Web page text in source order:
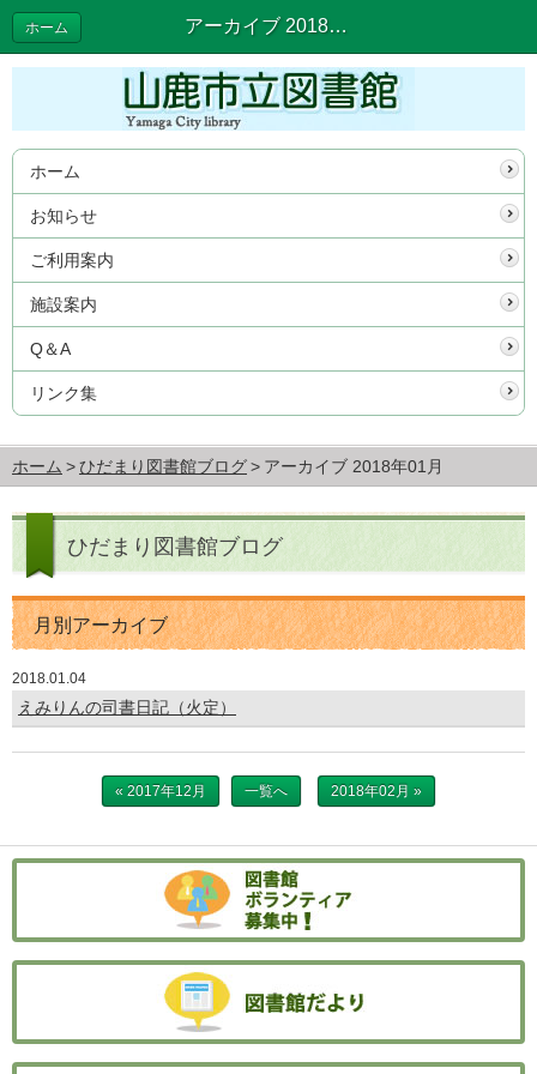
アーカイブ 2018年01月 | ひだまり図書館ブログ
ホーム
ホーム
お知らせ
ご利用案内
施設案内
Q＆A
リンク集
ホーム ひだまり図書館ブログ アーカイブ 2018年01月
ひだまり図書館ブログ
月別アーカイブ
2018.01.04
えみりんの司書日記（火定）
« 2017年12月 一覧へ 2018年02月 »